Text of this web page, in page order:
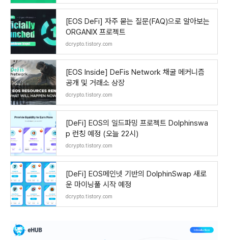
[EOS DeFi] 자주 묻는 질문(FAQ)으로 알아보는
ORGANIX 프로젝트
dcrypto.tistory.com
[EOS Inside] DeFis Network 채굴 메커니즘
공개 및 거래소 상장
dcrypto.tistory.com
[DeFi] EOS의 일드파밍 프로젝트 Dolphinswa
p 런칭 예정 (오늘 22시)
dcrypto.tistory.com
[DeFi] EOS메인넷 기반의 DolphinSwap 새로
운 마이닝풀 시작 예정
dcrypto.tistory.com